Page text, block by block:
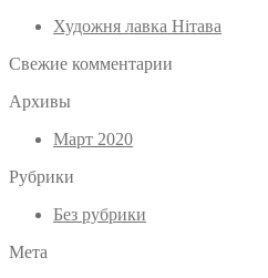
Художня лавка Нітава
Свежие комментарии
Архивы
Март 2020
Рубрики
Без рубрики
Мета